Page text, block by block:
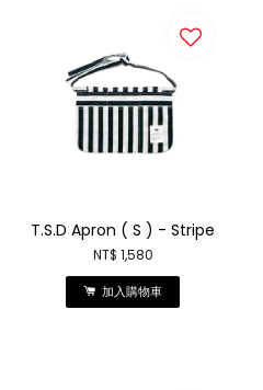
T.S.D Apron ( S ) - Stripe
NT$ 1,580
加入購物車